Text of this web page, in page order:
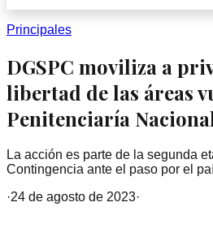
Principales
DGSPC moviliza a
libertad de las áreas
Penitenciaría
La acción es parte de la segunda
Contingencia ante el paso por el
·24 de agosto de 2023·